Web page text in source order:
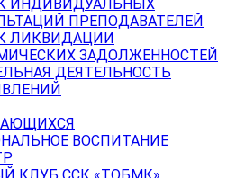
ИНДИВИДУАЛЬНЫХ
ПРЕПОДАВАТЕЛЕЙ
ЛИКВИДАЦИИ
ЗАДОЛЖЕННОСТЕЙ
ДЕЯТЕЛЬНОСТЬ
ВОСПИТАНИЕ